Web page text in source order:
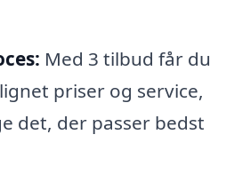
Med 3 tilbud får du
priser og service,
det, der passer bedst